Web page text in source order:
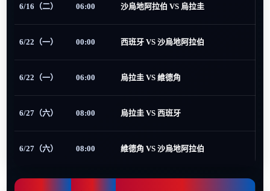
6/16（二） 06:00 沙烏地阿拉伯 VS 烏拉圭
6/22（一） 00:00 西班牙 VS 沙烏地阿拉伯
6/22（一） 06:00 烏拉圭 VS 維德角
6/27（六） 08:00 烏拉圭 VS 西班牙
6/27（六） 08:00 維德角 VS 沙烏地阿拉伯